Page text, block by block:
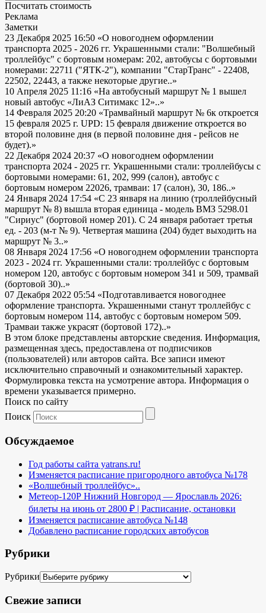
Посчитать стоимость
Реклама
Заметки
23 Декабря 2025 16:50 «О новогоднем оформлении
транспорта 2025 - 2026 гг. Украшенными стали: "Волшебный
троллейбус" с бортовым номерам: 202, автобусы с бортовыми
номерами: 22711 ("ЯТК-2"), компании "СтарТранс" - 22408,
22502, 22443, а также некоторые другие..»
10 Апреля 2025 11:16 «На автобусный маршрут № 1 вышел
новый автобус «ЛиАЗ Ситимакс 12»..»
14 Февраля 2025 20:20 «Трамвайный маршрут № 6к откроется
15 февраля 2025 г. UPD: 15 февраля движение откроется во
второй половине дня (в первой половине дня - рейсов не
будет).»
22 Декабря 2024 20:37 «О новогоднем оформлении
транспорта 2024 - 2025 гг. Украшенными стали: троллейбусы с
бортовыми номерами: 61, 202, 999 (салон), автобус с
бортовым номером 22026, трамваи: 17 (салон), 30, 186..»
24 Января 2024 17:54 «С 23 января на линию (троллейбусный
маршрут № 8) вышла вторая единица - модель ВМЗ 5298.01
"Сириус" (бортовой номер 201). С 24 января работает третья
ед. - 203 (м-т № 9). Четвертая машина (204) будет выходить на
маршрут № 3..»
08 Января 2024 17:56 «О новогоднем оформлении транспорта
2023 - 2024 гг. Украшенными стали: троллейбус с бортовым
номером 120, автобус с бортовым номером 341 и 509, трамвай
(бортовой 30)..»
07 Декабря 2022 05:54 «Подготавливается новогоднее
оформление транспорта. Украшенными станут троллейбус с
бортовым номером 114, автобус с бортовым номером 509.
Трамваи также украсят (бортовой 172)..»
В этом блоке представлены авторские сведения. Информация,
размещенная здесь, предоставлена от подписчиков
(пользователей) или авторов сайта. Все записи имеют
исключительно справочный и ознакомительный характер.
Формулировка текста на усмотрение автора. Информация о
времени указывается примерно.
Поиск по сайту
Поиск
Обсуждаемое
Год работы сайта yatrans.ru!
Изменяется расписание пригородного автобуса №178
«Волшебный троллейбус»..
Метеор-120Р Нижний Новгород — Ярославль 2026:
билеты на июнь от 2800 ₽ | Расписание, остановки
Изменяется расписание автобуса №148
Добавлено расписание городских автобусов
Рубрики
Рубрики
Свежие записи